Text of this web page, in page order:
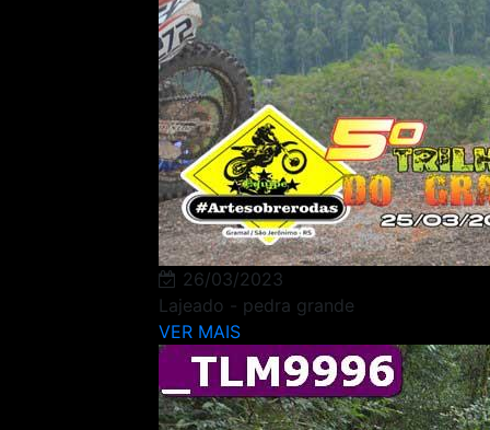
26/03/2023
Lajeado - pedra grande
VER MAIS